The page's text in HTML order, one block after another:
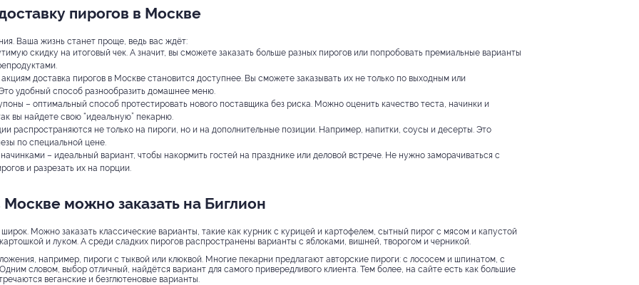
пирогов в Москве
Ваша жизнь станет проще, ведь вас ждёт:
скидку на итоговый чек. А значит, вы сможете заказать больше разных пирогов или попробовать премиальные варианты
доставка пирогов в Москве становится доступнее. Вы сможете заказывать их не только по выходным или
удобный способ разнообразить домашнее меню.
– оптимальный способ протестировать нового поставщика без риска. Можно оценить качество теста, начинки и
вы найдете свою “идеальную” пекарню.
распространяются не только на пироги, но и на дополнительные позиции. Например, напитки, соусы и десерты. Это
по специальной цене.
– идеальный вариант, чтобы накормить гостей на празднике или деловой встрече. Не нужно заморачиваться с
и разрезать их на порции.
можно заказать на Биглион
Можно заказать классические варианты, такие как курник с курицей и картофелем, сытный пирог с мясом и капустой
и луком. А среди сладких пирогов распространены варианты с яблоками, вишней, творогом и черникой.
например, пироги с тыквой или клюквой. Многие пекарни предлагают авторские пироги: с лососем и шпинатом, с
словом, выбор отличный, найдётся вариант для самого привередливого клиента. Тем более, на сайте есть как большие
веганские и безглютеновые варианты.